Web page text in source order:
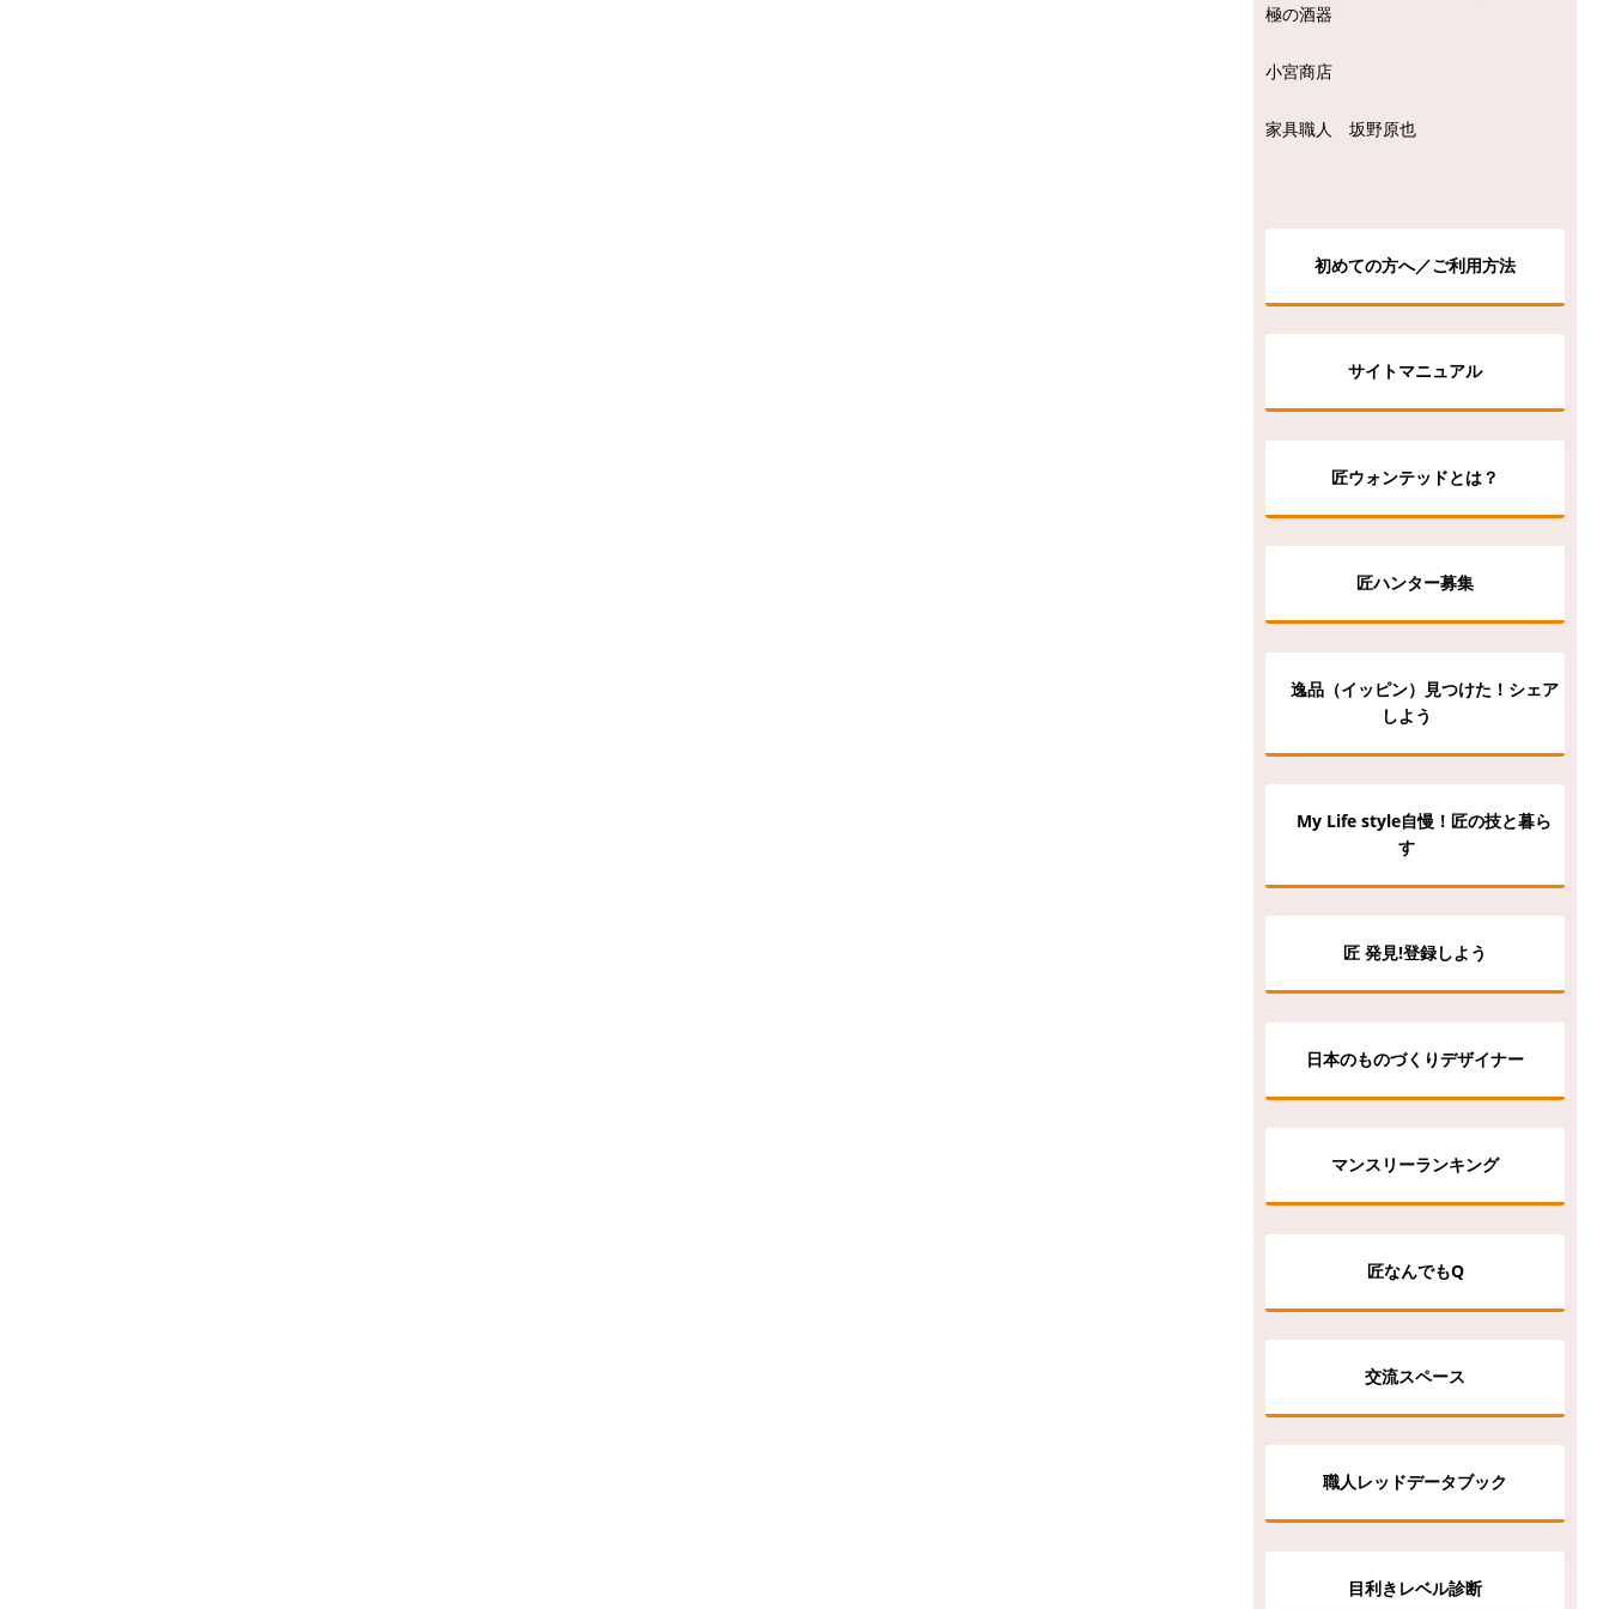
極の酒器
小宮商店
家具職人 坂野原也
初めての方へ／ご利用方法
サイトマニュアル
匠ウォンテッドとは？
匠ハンター募集
逸品（イッピン）見つけた！シェア
しよう
My Life style自慢！匠の技と暮ら
す
匠 発見!登録しよう
日本のものづくりデザイナー
マンスリーランキング
匠なんでもQ
交流スペース
職人レッドデータブック
目利きレベル診断